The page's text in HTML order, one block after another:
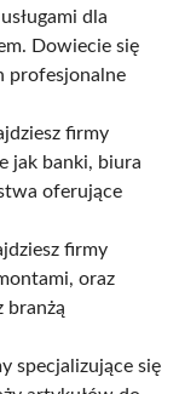
dla
Dowiecie się
profesjonalne
firmy
jak banki, biura
oferujące
firmy
oraz
branżą
specjalizujące się